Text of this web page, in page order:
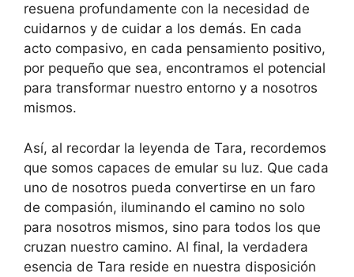
resuena profundamente con la necesidad de
cuidarnos y de cuidar a los demás. En cada
acto compasivo, en cada pensamiento positivo,
por pequeño que sea, encontramos el potencial
para transformar nuestro entorno y a nosotros
mismos.
Así, al recordar la leyenda de Tara, recordemos
que somos capaces de emular su luz. Que cada
uno de nosotros pueda convertirse en un faro
de compasión, iluminando el camino no solo
para nosotros mismos, sino para todos los que
cruzan nuestro camino. Al final, la verdadera
esencia de Tara reside en nuestra disposición